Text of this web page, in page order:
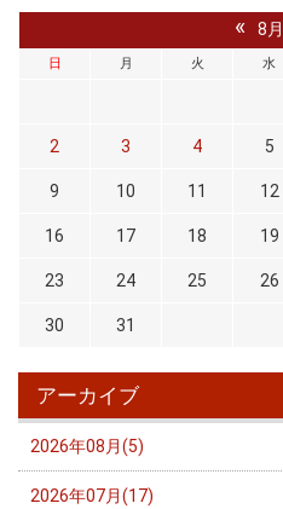
« 8月
日 月 火 水
2 3 4 5
9 10 11 12
16 17 18 19
23 24 25 26
30 31
アーカイブ
2026年08月(5)
2026年07月(17)